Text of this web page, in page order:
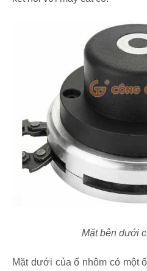
Mặt bên dưới
Mặt dưới của ổ nhôm có một